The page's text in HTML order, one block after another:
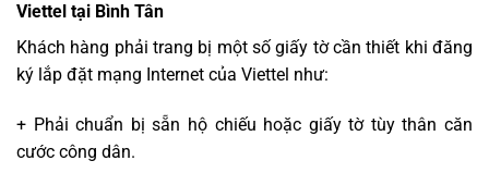
Viettel tại Bình Tân
Khách hàng phải trang bị một số giấy tờ cần thiết khi đăng
ký lắp đặt mạng Internet của Viettel như:
+ Phải chuẩn bị sẵn hộ chiếu hoặc giấy tờ tùy thân căn
cước công dân.